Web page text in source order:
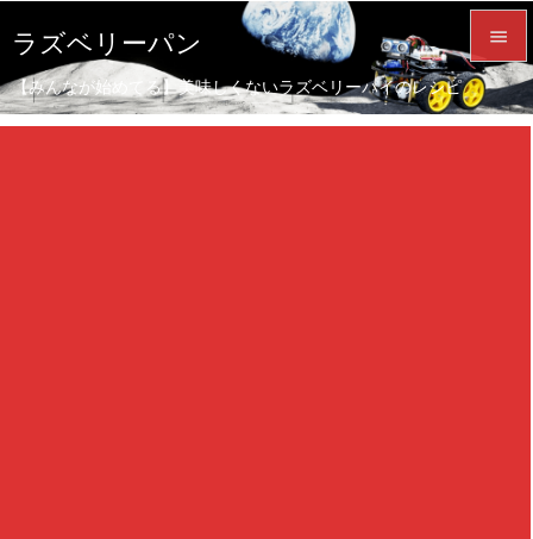
ラズベリーパン
【みんなが始めてる】美味しくないラズベリーパイのレシピ


メニュ